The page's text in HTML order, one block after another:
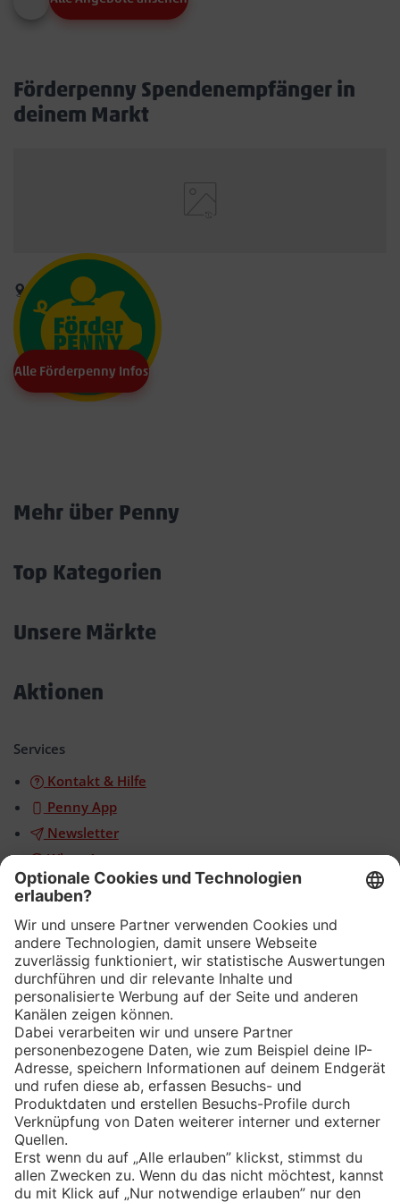
Förderpenny Spendenempfänger in
deinem Markt
Alle Förderpenny Infos
Mehr über Penny
Top Kategorien
Unsere Märkte
Aktionen
Services
Kontakt & Hilfe
Penny App
Newsletter
WhatsApp
App
Eishockey